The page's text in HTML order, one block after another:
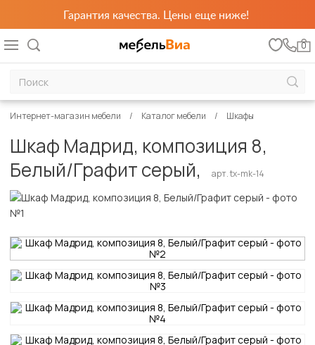
Гарантия качества. Цены еще ниже!
0
Интернет-магазин мебели Каталог мебели Шкафы
Шкаф Мадрид, композиция 8,
Белый/Графит серый,
арт. tx-mk-14